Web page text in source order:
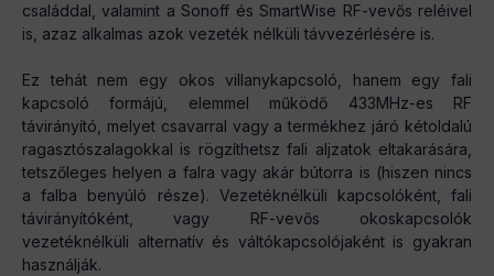
családdal, valamint a Sonoff és SmartWise RF-vevős reléivel
is, azaz alkalmas azok vezeték nélküli távvezérlésére is.
Ez tehát nem egy okos villanykapcsoló, hanem egy fali
kapcsoló formájú, elemmel működő 433MHz-es RF
távirányító, melyet csavarral vagy a termékhez járó kétoldalú
ragasztószalagokkal is rögzíthetsz fali aljzatok eltakarására,
tetszőleges helyen a falra vagy akár bútorra is (hiszen nincs
a falba benyúló része). Vezetéknélküli kapcsolóként, fali
távirányítóként, vagy RF-vevős okoskapcsolók
vezetéknélküli alternatív és váltókapcsolójaként is gyakran
használják.